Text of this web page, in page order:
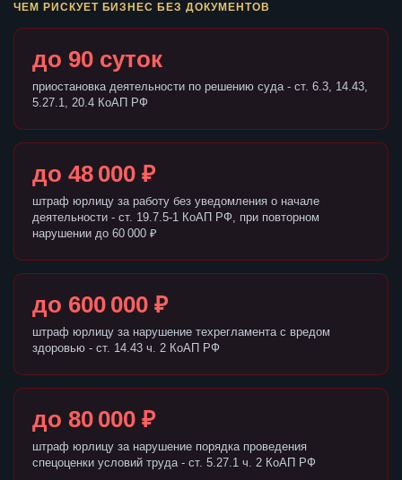
ЧЕМ РИСКУЕТ БИЗНЕС БЕЗ ДОКУМЕНТОВ
до 90 суток
приостановка деятельности по решению суда - ст. 6.3, 14.43,
5.27.1, 20.4 КоАП РФ
до 48 000 ₽
штраф юрлицу за работу без уведомления о начале
деятельности - ст. 19.7.5-1 КоАП РФ, при повторном
нарушении до 60 000 ₽
до 600 000 ₽
штраф юрлицу за нарушение техрегламента с вредом
здоровью - ст. 14.43 ч. 2 КоАП РФ
до 80 000 ₽
штраф юрлицу за нарушение порядка проведения
спецоценки условий труда - ст. 5.27.1 ч. 2 КоАП РФ